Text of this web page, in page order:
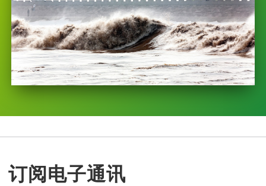
订阅电子通讯